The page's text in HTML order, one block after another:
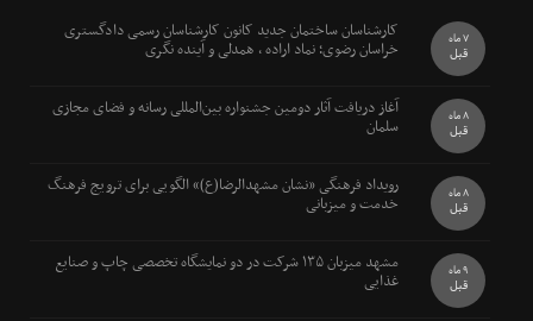
کارشناسان ساختمان جدید کانون کارشناسان رسمی دادگستری
خراسان رضوی؛ نماد اراده ، همدلی و آینده نگری 7 ماه
قبل
آغاز دریافت آثار دومین جشنواره بین‌المللی رسانه و فضای مجازی
سلمان 8 ماه
قبل
رویداد فرهنگی «نشان مشهدالرضا(ع)» الگویی برای ترویج فرهنگ
خدمت و میزبانی 8 ماه
قبل
مشهد میزبان ۱۳۵ شرکت در دو نمایشگاه تخصصی چاپ و صنایع
غذایی 9 ماه
قبل